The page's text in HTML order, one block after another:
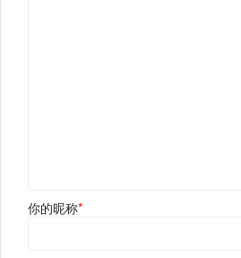
你的昵称*